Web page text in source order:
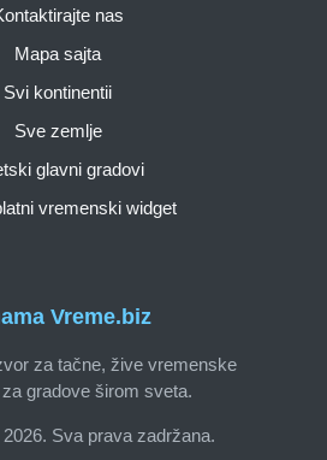
Vreme.biz
za tačne, žive vremenske
gradove širom sveta.
Sva prava zadržana.
nas
Mapa sajta
Svi kontinentii
Sve zemlje
glavni gradovi
vremenski widget